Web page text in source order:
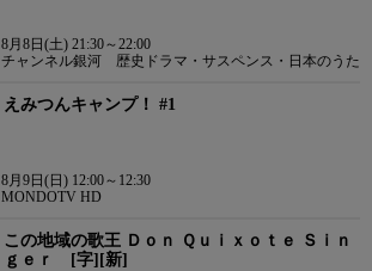
8月8日(土) 21:30～22:00
チャンネル銀河 歴史ドラマ・サスペンス・日本のうた
えみつんキャンプ！ #1
8月9日(日) 12:00～12:30
MONDOTV HD
この地域の歌王 Ｄｏｎ Ｑｕｉｘｏｔｅ Ｓｉｎ
ｇｅｒ [字][新]